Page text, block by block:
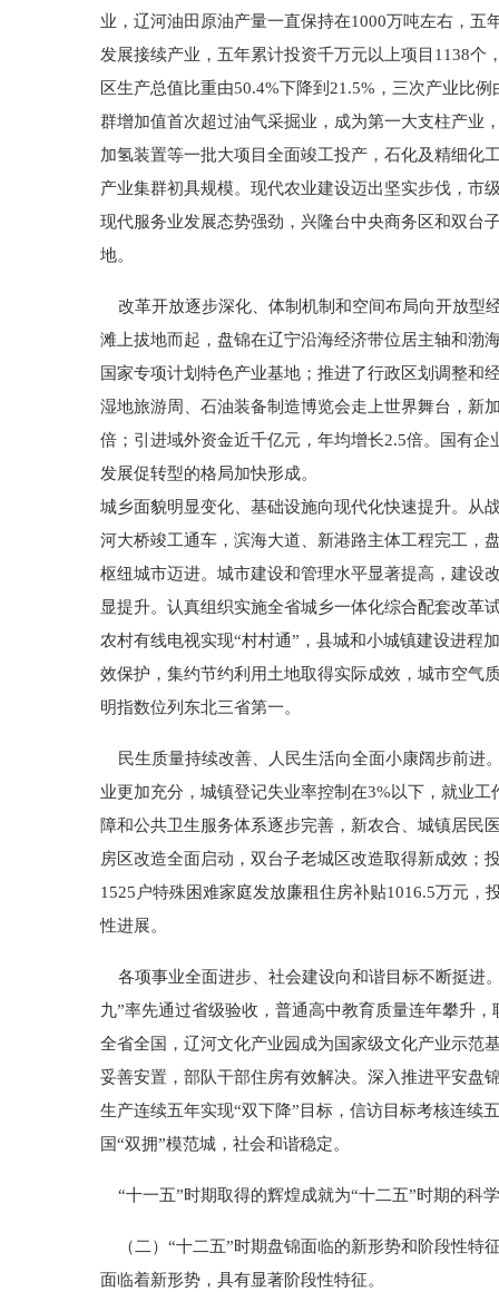
业，辽河油田原油产量一直保持在1000万吨左右，
发展接续产业，五年累计投资千万元以上项目1138个
区生产总值比重由50.4%下降到21.5%，三次产业比
群增加值首次超过油气采掘业，成为第一大支柱产业
加氢装置等一批大项目全面竣工投产，石化及精细化
产业集群初具规模。现代农业建设迈出坚实步伐，市
现代服务业发展态势强劲，兴隆台中央商务区和双台
地。
改革开放逐步深化、体制机制和空间布局向开放型
滩上拔地而起，盘锦在辽宁沿海经济带位居主轴和渤
国家专项计划特色产业基地；推进了行政区划调整和
湿地旅游周、石油装备制造博览会走上世界舞台，新
倍；引进域外资金近千亿元，年均增长2.5倍。国有
发展促转型的格局加快形成。
城乡面貌明显变化、基础设施向现代化快速提升。从
河大桥竣工通车，滨海大道、新港路主体工程完工，
枢纽城市迈进。城市建设和管理水平显著提高，建设
显提升。认真组织实施全省城乡一体化综合配套改革
农村有线电视实现“村村通”，县城和小城镇建设进程
效保护，集约节约利用土地取得实际成效，城市空气
明指数位列东北三省第一。
民生质量持续改善、人民生活向全面小康阔步前进
业更加充分，城镇登记失业率控制在3%以下，就业
障和公共卫生服务体系逐步完善，新农合、城镇居民
房区改造全面启动，双台子老城区改造取得新成效；
1525户特殊困难家庭发放廉租住房补贴1016.5万元
性进展。
各项事业全面进步、社会建设向和谐目标不断挺进
九”率先通过省级验收，普通高中教育质量连年攀升
全省全国，辽河文化产业园成为国家级文化产业示范
妥善安置，部队干部住房有效解决。深入推进平安盘
生产连续五年实现“双下降”目标，信访目标考核连续
国“双拥”模范城，社会和谐稳定。
“十一五”时期取得的辉煌成就为“十二五”时期的科
（二）“十二五”时期盘锦面临的新形势和阶段性特
面临着新形势，具有显著阶段性特征。